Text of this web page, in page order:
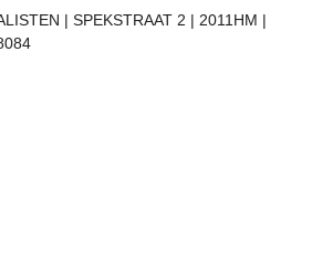
| SPEKSTRAAT 2 | 2011HM |